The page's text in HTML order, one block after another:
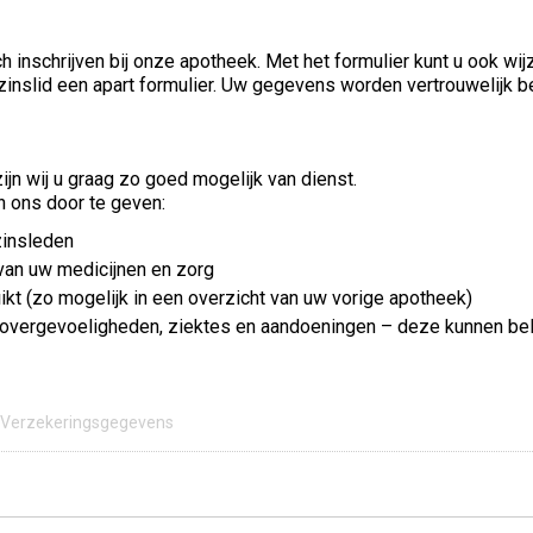
inschrijven bij onze apotheek. Met het formulier kunt u ook
een apart formulier. Uw gegevens worden vertrouwelijk
wij u graag zo goed mogelijk van dienst.
ons door te geven:
uw medicijnen en zorg
(zo mogelijk in een overzicht van uw vorige apotheek)
ziektes en aandoeningen – deze kunnen
Verzekeringsgegevens